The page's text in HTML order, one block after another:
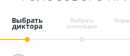
Выбрать
диктора
Выбрать
интонацию